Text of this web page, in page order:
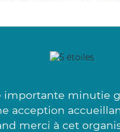
importante minutie
acception
merci à cet